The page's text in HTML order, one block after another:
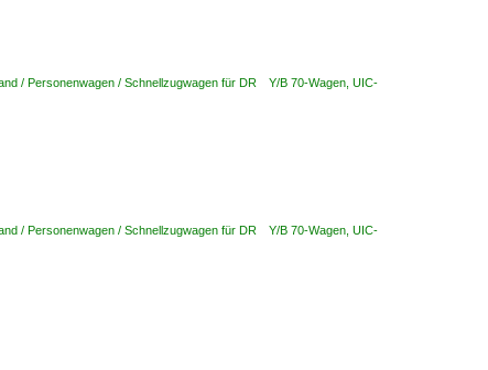
/ Personenwagen / Schnellzugwagen für DR Y/B 70-Wagen, UIC-
/ Personenwagen / Schnellzugwagen für DR Y/B 70-Wagen, UIC-